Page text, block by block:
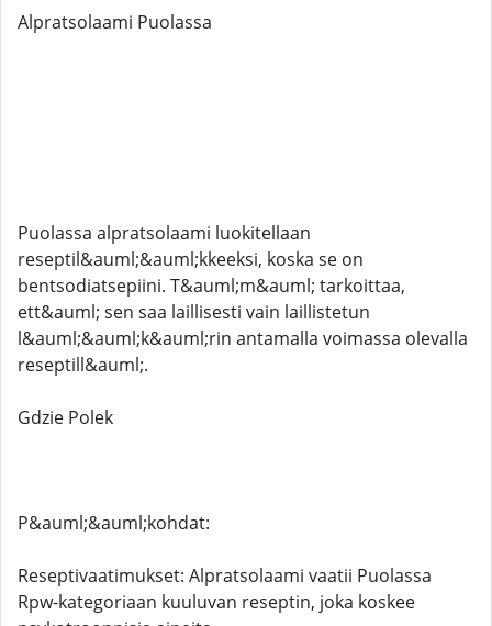
Alpratsolaami Puolassa
Puolassa alpratsolaami luokitellaan
reseptil&auml;&auml;kkeeksi, koska se on
bentsodiatsepiini. T&auml;m&auml; tarkoittaa,
ett&auml; sen saa laillisesti vain laillistetun
l&auml;&auml;k&auml;rin antamalla voimassa olevalla
reseptill&auml;. ​
Gdzie Polek
P&auml;&auml;kohdat:
Reseptivaatimukset: Alpratsolaami vaatii Puolassa
Rpw-kategoriaan kuuluvan reseptin, joka koskee